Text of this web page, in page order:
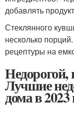
добавлять
Стеклянного
несколько
рецептуры на
Недорогой,
Лучшие
дома в 2023